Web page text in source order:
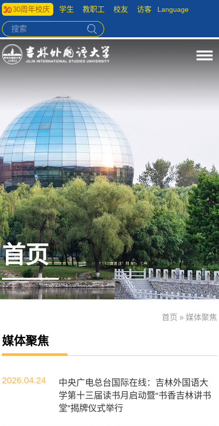
30周年校庆 学生 教职工 校友 访客 Language
首页
首页 » 媒体聚焦
媒体聚焦
2026.04.24
中央广电总台国际在线：吉林外国语大
学第十三届读书月启动暨“书香吉林讲书
堂”揭牌仪式举行